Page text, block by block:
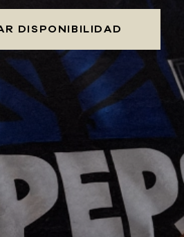
DISPONIBILIDAD